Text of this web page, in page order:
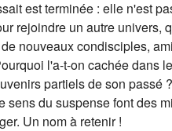
est terminée : elle n'est
rejoindre un autre univers,
nouveaux condisciples,
l'a-t-on cachée dans
partiels de son passé
sens du suspense font des
Un nom à retenir !